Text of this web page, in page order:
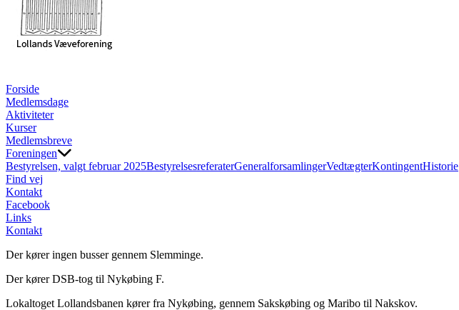
Forside
Medlemsdage
Aktiviteter
Kurser
Medlemsbreve
Foreningen
Bestyrelsen, valgt februar 2025BestyrelsesreferaterGeneralforsamlingerVedtægterKontingentHistorie
Find vej
Kontakt
Facebook
Links
Kontakt
Der kører ingen busser gennem Slemminge.
Der kører DSB-tog til Nykøbing F.
Lokaltoget Lollandsbanen kører fra Nykøbing, gennem Sakskøbing og Maribo til Nakskov.